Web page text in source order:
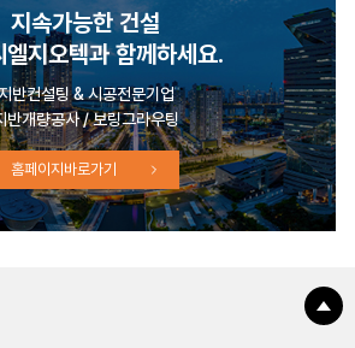
지속가능한 건설
지오텍과 함께하세요.
반컨설팅 & 시공전문기업
반개량공사 / 보링그라우팅
홈페이지바로가기